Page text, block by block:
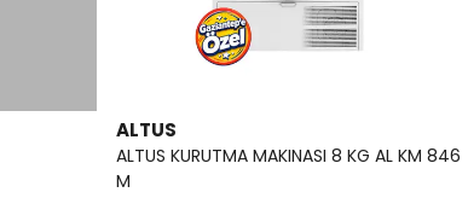
ALTUS
ALTUS KURUTMA MAKINASI 8 KG AL KM 846
M